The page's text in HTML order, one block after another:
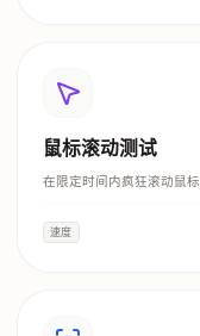
鼠标滚动测试
在限定时间内疯狂滚动鼠
速度